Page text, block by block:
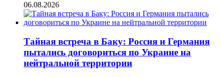
06.08.2026
Тайная встреча в Баку: Россия и Германия
пытались договориться по Украине на
нейтральной территории